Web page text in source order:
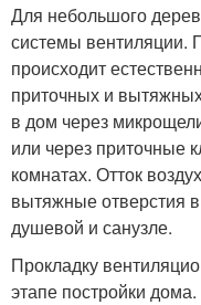
Для небольшого
системы вентиляции.
происходит
приточных и
в дом через
или через приточные
комнатах. Отток
вытяжные отверстия
душевой и санузле.
Прокладку
этапе постройки дома.